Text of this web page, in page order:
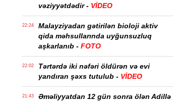
vəziyyətdədir - VİDEO
22:24
Malayziyadan gətirilən bioloji aktiv
qida məhsullarında uyğunsuzluq
aşkarlanıb - FOTO
22:02
Tərtərdə iki nəfəri öldürən və evi
yandıran şəxs tutulub - VİDEO
21:43
Əməliyyatdan 12 gün sonra ölən Adillə